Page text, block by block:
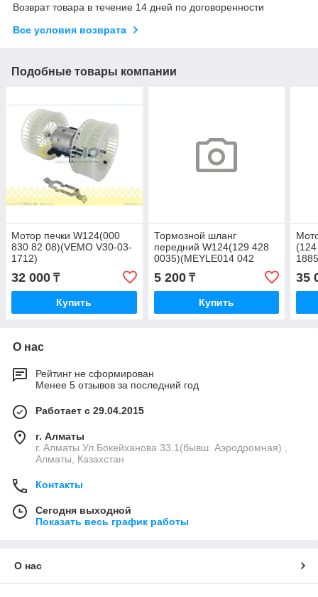
Возврат товара в течение 14 дней по договоренности
Все условия возврата
Подобные товары компании
Мотор печки W124(000
830 82 08)(VEMO V30-03-
1712)
32 000 ₸
Купить
Тормозной шланг
передний W124(129 428
0035)(MEYLE014 042
0006)(FEBI 5743)
5 200₸
Купить
35
О нас
Рейтинг не сформирован
Менее 5 отзывов за последний год
Работает с 29.04.2015
г. Алматы
г. Алматы Ул.Бокейханова 33.1(бывш. Аэродромная) ,
Алматы, Казахстан
Контакты
Сегодня выходной
Показать весь график работы
О нас